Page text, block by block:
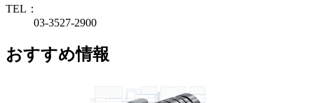
TEL：
03-3527-2900
おすすめ情報